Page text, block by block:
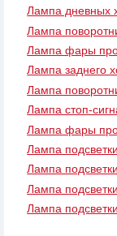
Лампа дневных
Лампа
Лампа фары
Лампа заднего
Лампа
Лампа стоп-
Лампа фары
Лампа
Лампа
Лампа
Лампа